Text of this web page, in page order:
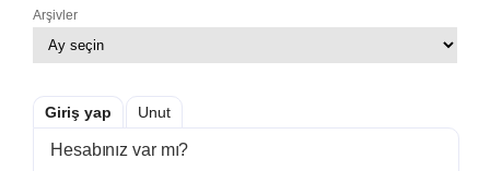
Arşivler
Giriş yap Unut
Hesabınız var mı?